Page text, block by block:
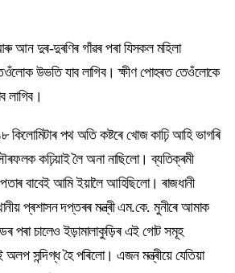
আন দুৰ-দুৰণিৰ গাঁৱৰ পৰা যিসকল মহিলা
উভতি যাব লাগিব। ক্ষীণ পোহৰত তেওঁলোকে
লাগিব।
পথ অতি কষ্টৰে খোজ কাঢ়ি আহি ভাগৰি
কঢ়িয়াই লৈ অনা নাছিলো। ব্যতিক্ৰমী
বাবেই আমি ইয়ালৈ আহিছিলো। ৰাজধানী
প্ৰশাসন দপ্তৰৰ মন্ত্ৰী এম.কে. মুনীৰে আমাক
পৰা চালেও ইড়ামালাকুড়িৰ এই গোট সমূহ
সন্দিগ্ধ হৈ পৰিলো। এজন মন্ত্ৰীয়ে যেতিয়া